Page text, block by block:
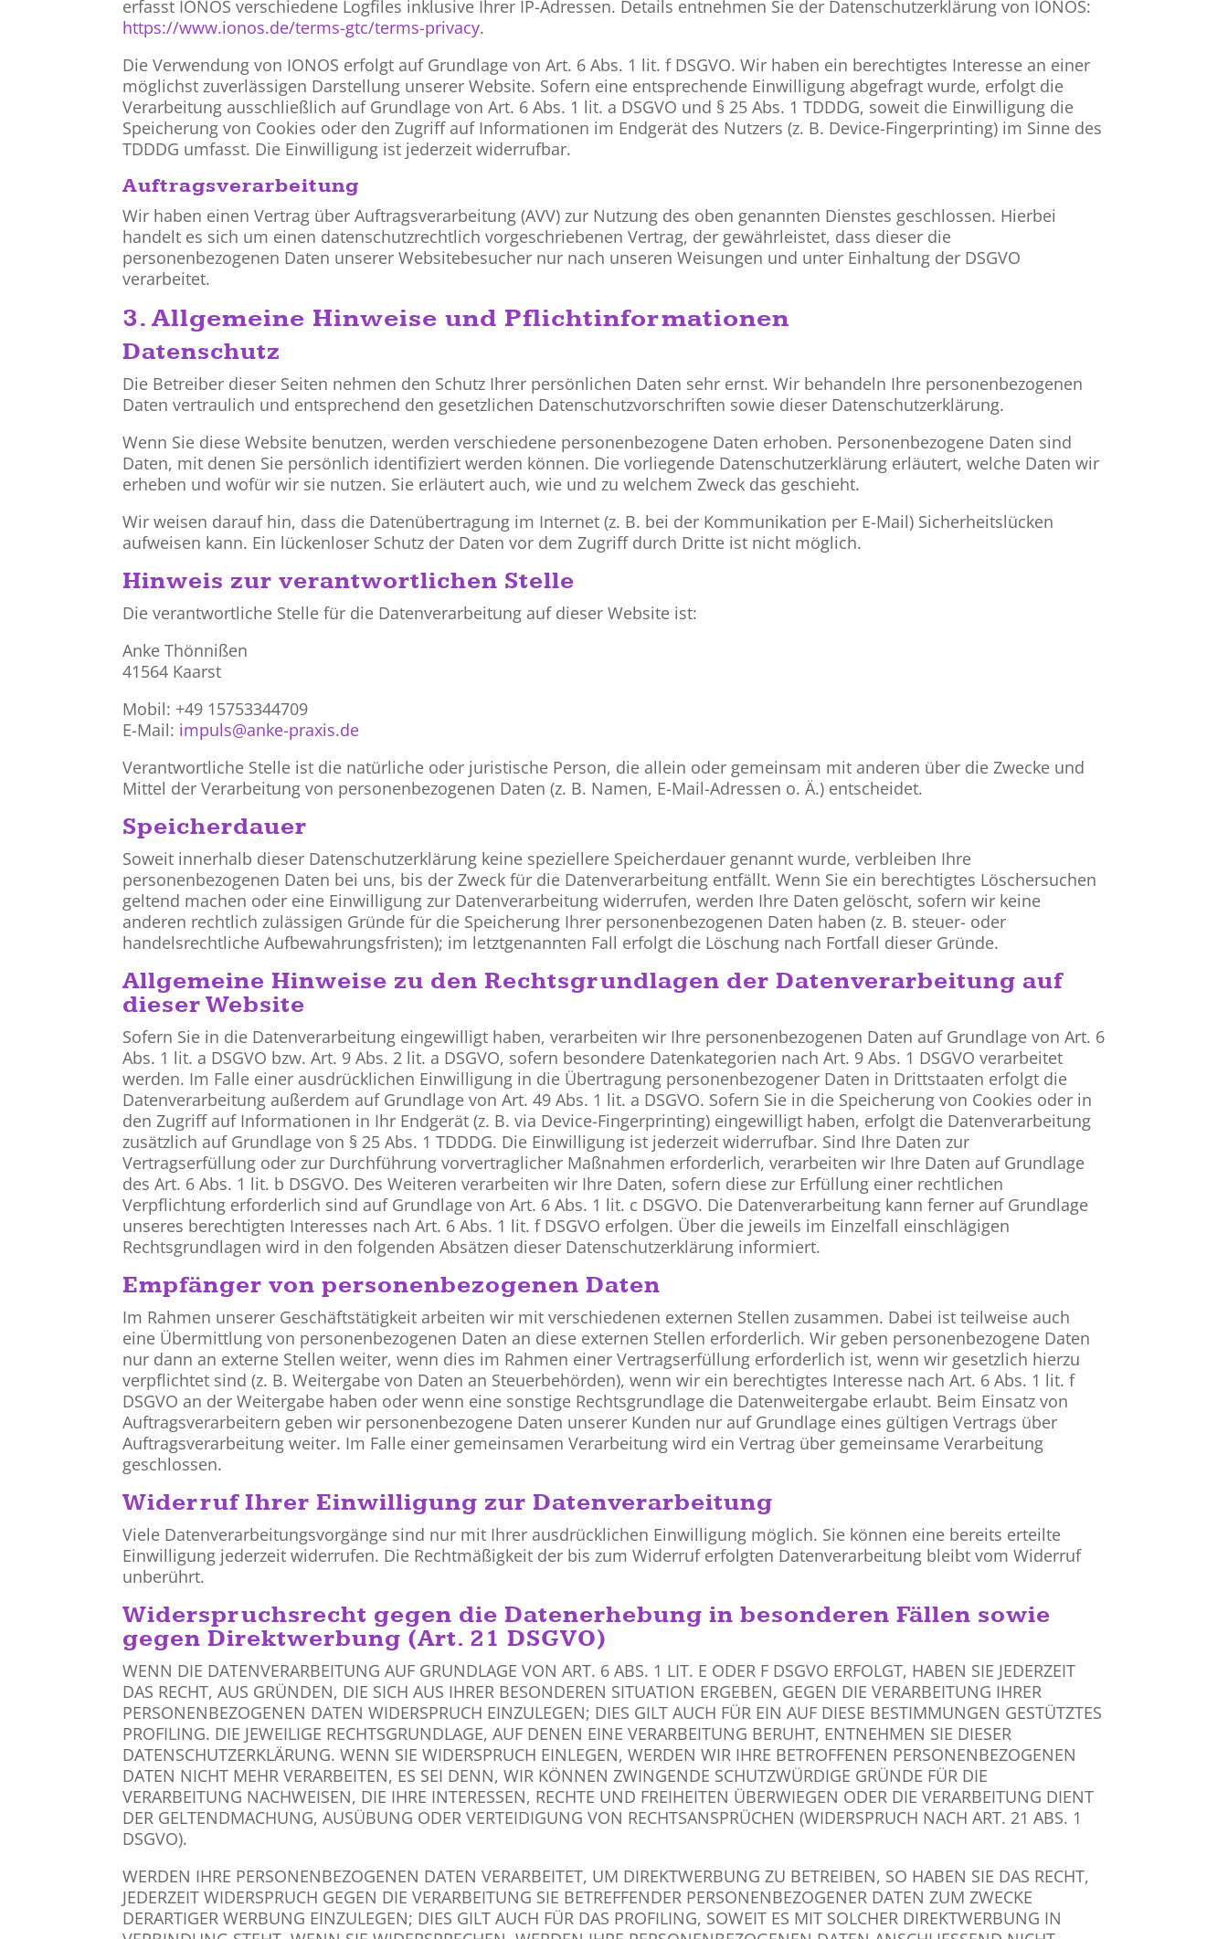
erfasst IONOS verschiedene Logfiles inklusive Ihrer IP-Adressen. Details entnehmen Sie der Datenschutzerklärung von IONOS:
https://www.ionos.de/terms-gtc/terms-privacy.
Die Verwendung von IONOS erfolgt auf Grundlage von Art. 6 Abs. 1 lit. f DSGVO. Wir haben ein berechtigtes Interesse an einer
möglichst zuverlässigen Darstellung unserer Website. Sofern eine entsprechende Einwilligung abgefragt wurde, erfolgt die
Verarbeitung ausschließlich auf Grundlage von Art. 6 Abs. 1 lit. a DSGVO und § 25 Abs. 1 TDDDG, soweit die Einwilligung die
Speicherung von Cookies oder den Zugriff auf Informationen im Endgerät des Nutzers (z. B. Device-Fingerprinting) im Sinne des
TDDDG umfasst. Die Einwilligung ist jederzeit widerrufbar.
Auftragsverarbeitung
Wir haben einen Vertrag über Auftragsverarbeitung (AVV) zur Nutzung des oben genannten Dienstes geschlossen. Hierbei
handelt es sich um einen datenschutzrechtlich vorgeschriebenen Vertrag, der gewährleistet, dass dieser die
personenbezogenen Daten unserer Websitebesucher nur nach unseren Weisungen und unter Einhaltung der DSGVO
verarbeitet.
3. Allgemeine Hinweise und Pflicht­informationen
Datenschutz
Die Betreiber dieser Seiten nehmen den Schutz Ihrer persönlichen Daten sehr ernst. Wir behandeln Ihre personenbezogenen
Daten vertraulich und entsprechend den gesetzlichen Datenschutzvorschriften sowie dieser Datenschutzerklärung.
Wenn Sie diese Website benutzen, werden verschiedene personenbezogene Daten erhoben. Personenbezogene Daten sind
Daten, mit denen Sie persönlich identifiziert werden können. Die vorliegende Datenschutzerklärung erläutert, welche Daten wir
erheben und wofür wir sie nutzen. Sie erläutert auch, wie und zu welchem Zweck das geschieht.
Wir weisen darauf hin, dass die Datenübertragung im Internet (z. B. bei der Kommunikation per E-Mail) Sicherheitslücken
aufweisen kann. Ein lückenloser Schutz der Daten vor dem Zugriff durch Dritte ist nicht möglich.
Hinweis zur verantwortlichen Stelle
Die verantwortliche Stelle für die Datenverarbeitung auf dieser Website ist:
Anke Thönnißen
41564 Kaarst
Mobil: +49 15753344709
E-Mail: impuls@anke-praxis.de
Verantwortliche Stelle ist die natürliche oder juristische Person, die allein oder gemeinsam mit anderen über die Zwecke und
Mittel der Verarbeitung von personenbezogenen Daten (z. B. Namen, E-Mail-Adressen o. Ä.) entscheidet.
Speicherdauer
Soweit innerhalb dieser Datenschutzerklärung keine speziellere Speicherdauer genannt wurde, verbleiben Ihre
personenbezogenen Daten bei uns, bis der Zweck für die Datenverarbeitung entfällt. Wenn Sie ein berechtigtes Löschersuchen
geltend machen oder eine Einwilligung zur Datenverarbeitung widerrufen, werden Ihre Daten gelöscht, sofern wir keine
anderen rechtlich zulässigen Gründe für die Speicherung Ihrer personenbezogenen Daten haben (z. B. steuer- oder
handelsrechtliche Aufbewahrungsfristen); im letztgenannten Fall erfolgt die Löschung nach Fortfall dieser Gründe.
Allgemeine Hinweise zu den Rechtsgrundlagen der Datenverarbeitung auf
dieser Website
Sofern Sie in die Datenverarbeitung eingewilligt haben, verarbeiten wir Ihre personenbezogenen Daten auf Grundlage von Art. 6
Abs. 1 lit. a DSGVO bzw. Art. 9 Abs. 2 lit. a DSGVO, sofern besondere Datenkategorien nach Art. 9 Abs. 1 DSGVO verarbeitet
werden. Im Falle einer ausdrücklichen Einwilligung in die Übertragung personenbezogener Daten in Drittstaaten erfolgt die
Datenverarbeitung außerdem auf Grundlage von Art. 49 Abs. 1 lit. a DSGVO. Sofern Sie in die Speicherung von Cookies oder in
den Zugriff auf Informationen in Ihr Endgerät (z. B. via Device-Fingerprinting) eingewilligt haben, erfolgt die Datenverarbeitung
zusätzlich auf Grundlage von § 25 Abs. 1 TDDDG. Die Einwilligung ist jederzeit widerrufbar. Sind Ihre Daten zur
Vertragserfüllung oder zur Durchführung vorvertraglicher Maßnahmen erforderlich, verarbeiten wir Ihre Daten auf Grundlage
des Art. 6 Abs. 1 lit. b DSGVO. Des Weiteren verarbeiten wir Ihre Daten, sofern diese zur Erfüllung einer rechtlichen
Verpflichtung erforderlich sind auf Grundlage von Art. 6 Abs. 1 lit. c DSGVO. Die Datenverarbeitung kann ferner auf Grundlage
unseres berechtigten Interesses nach Art. 6 Abs. 1 lit. f DSGVO erfolgen. Über die jeweils im Einzelfall einschlägigen
Rechtsgrundlagen wird in den folgenden Absätzen dieser Datenschutzerklärung informiert.
Empfänger von personenbezogenen Daten
Im Rahmen unserer Geschäftstätigkeit arbeiten wir mit verschiedenen externen Stellen zusammen. Dabei ist teilweise auch
eine Übermittlung von personenbezogenen Daten an diese externen Stellen erforderlich. Wir geben personenbezogene Daten
nur dann an externe Stellen weiter, wenn dies im Rahmen einer Vertragserfüllung erforderlich ist, wenn wir gesetzlich hierzu
verpflichtet sind (z. B. Weitergabe von Daten an Steuerbehörden), wenn wir ein berechtigtes Interesse nach Art. 6 Abs. 1 lit. f
DSGVO an der Weitergabe haben oder wenn eine sonstige Rechtsgrundlage die Datenweitergabe erlaubt. Beim Einsatz von
Auftragsverarbeitern geben wir personenbezogene Daten unserer Kunden nur auf Grundlage eines gültigen Vertrags über
Auftragsverarbeitung weiter. Im Falle einer gemeinsamen Verarbeitung wird ein Vertrag über gemeinsame Verarbeitung
geschlossen.
Widerruf Ihrer Einwilligung zur Datenverarbeitung
Viele Datenverarbeitungsvorgänge sind nur mit Ihrer ausdrücklichen Einwilligung möglich. Sie können eine bereits erteilte
Einwilligung jederzeit widerrufen. Die Rechtmäßigkeit der bis zum Widerruf erfolgten Datenverarbeitung bleibt vom Widerruf
unberührt.
Widerspruchsrecht gegen die Datenerhebung in besonderen Fällen sowie
gegen Direktwerbung (Art. 21 DSGVO)
WENN DIE DATENVERARBEITUNG AUF GRUNDLAGE VON ART. 6 ABS. 1 LIT. E ODER F DSGVO ERFOLGT, HABEN SIE JEDERZEIT
DAS RECHT, AUS GRÜNDEN, DIE SICH AUS IHRER BESONDEREN SITUATION ERGEBEN, GEGEN DIE VERARBEITUNG IHRER
PERSONENBEZOGENEN DATEN WIDERSPRUCH EINZULEGEN; DIES GILT AUCH FÜR EIN AUF DIESE BESTIMMUNGEN GESTÜTZTES
PROFILING. DIE JEWEILIGE RECHTSGRUNDLAGE, AUF DENEN EINE VERARBEITUNG BERUHT, ENTNEHMEN SIE DIESER
DATENSCHUTZERKLÄRUNG. WENN SIE WIDERSPRUCH EINLEGEN, WERDEN WIR IHRE BETROFFENEN PERSONENBEZOGENEN
DATEN NICHT MEHR VERARBEITEN, ES SEI DENN, WIR KÖNNEN ZWINGENDE SCHUTZWÜRDIGE GRÜNDE FÜR DIE
VERARBEITUNG NACHWEISEN, DIE IHRE INTERESSEN, RECHTE UND FREIHEITEN ÜBERWIEGEN ODER DIE VERARBEITUNG DIENT
DER GELTENDMACHUNG, AUSÜBUNG ODER VERTEIDIGUNG VON RECHTSANSPRÜCHEN (WIDERSPRUCH NACH ART. 21 ABS. 1
DSGVO).
WERDEN IHRE PERSONENBEZOGENEN DATEN VERARBEITET, UM DIREKTWERBUNG ZU BETREIBEN, SO HABEN SIE DAS RECHT,
JEDERZEIT WIDERSPRUCH GEGEN DIE VERARBEITUNG SIE BETREFFENDER PERSONENBEZOGENER DATEN ZUM ZWECKE
DERARTIGER WERBUNG EINZULEGEN; DIES GILT AUCH FÜR DAS PROFILING, SOWEIT ES MIT SOLCHER DIREKTWERBUNG IN